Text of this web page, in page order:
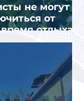
не могут
от
отдыха